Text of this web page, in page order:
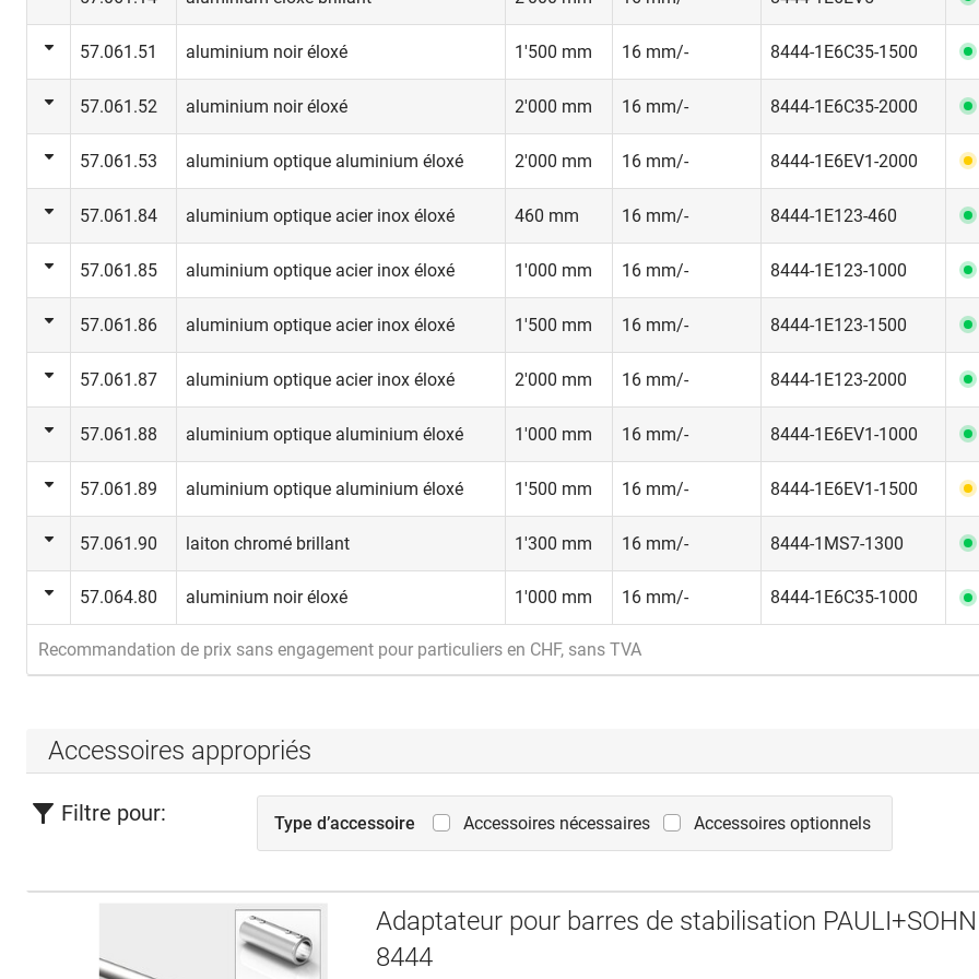
57.061.51 aluminium noir éloxé 1'500 mm 16 mm/- 8444-1E6C35-1500
57.061.52 aluminium noir éloxé 2'000 mm 16 mm/- 8444-1E6C35-2000
57.061.53 aluminium optique aluminium éloxé 2'000 mm 16 mm/- 8444-1E6EV1-2000
57.061.84 aluminium optique acier inox éloxé 460 mm 16 mm/- 8444-1E123-460
57.061.85 aluminium optique acier inox éloxé 1'000 mm 16 mm/- 8444-1E123-1000
57.061.86 aluminium optique acier inox éloxé 1'500 mm 16 mm/- 8444-1E123-1500
57.061.87 aluminium optique acier inox éloxé 2'000 mm 16 mm/- 8444-1E123-2000
57.061.88 aluminium optique aluminium éloxé 1'000 mm 16 mm/- 8444-1E6EV1-1000
57.061.89 aluminium optique aluminium éloxé 1'500 mm 16 mm/- 8444-1E6EV1-1500
57.061.90 laiton chromé brillant 1'300 mm 16 mm/- 8444-1MS7-1300
57.064.80 aluminium noir éloxé 1'000 mm 16 mm/- 8444-1E6C35-1000
Recommandation de prix sans engagement pour particuliers en CHF, sans TVA
Accessoires appropriés
Filtre pour: Type d’accessoire Accessoires nécessaires Accessoires optionnels
Adaptateur pour barres de stabilisation PAULI+SOHN
8444